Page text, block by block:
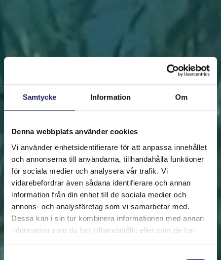
Samtycke Information Om
Denna webbplats använder cookies
Vi använder enhetsidentifierare för att anpassa innehållet
och annonserna till användarna, tillhandahålla funktioner
för sociala medier och analysera vår trafik. Vi
vidarebefordrar även sådana identifierare och annan
information från din enhet till de sociala medier och
annons- och analysföretag som vi samarbetar med.
Dessa kan i sin tur kombinera informationen med annan
information som du har tillhandahållit eller som de har
FRAMSIDAN HJÄLP ÖSTERSJÖN RÄDDA EN BIT
Rädda en bit
Hjälp oss att rädda Östersjön. Du kan också ge den